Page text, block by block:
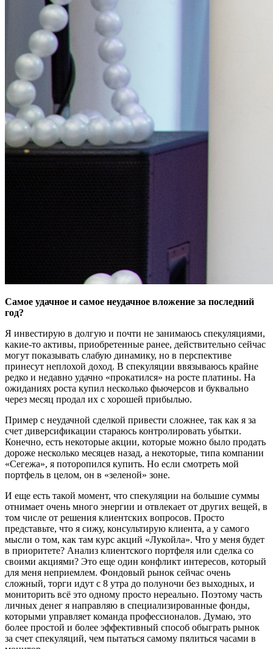
Самое удачное и самое неудачное вложение за последний
год?
Я инвестирую в долгую и почти не занимаюсь спекуляциями,
какие-то активы, приобретенные ранее, действительно сейчас
могут показывать слабую динамику, но в перспективе
принесут неплохой доход. В спекуляции ввязываюсь крайне
редко и недавно удачно «прокатился» на росте платины. На
ожиданиях роста купил несколько фьючерсов и буквально
через месяц продал их с хорошей прибылью.
Пример с неудачной сделкой привести сложнее, так как я за
счет диверсификации стараюсь контролировать убытки.
Конечно, есть некоторые акции, которые можно было продать
дороже несколько месяцев назад, а некоторые, типа компании
«Сегежа», я поторопился купить. Но если смотреть мой
портфель в целом, он в «зеленой» зоне.
И еще есть такой момент, что спекуляции на большие суммы
отнимает очень много энергии и отвлекает от других вещей, в
том числе от решения клиентских вопросов. Просто
представьте, что я сижу, консультирую клиента, а у самого
мысли о том, как там курс акций «Лукойла». Что у меня будет
в приоритете? Анализ клиентского портфеля или сделка со
своими акциями? Это еще один конфликт интересов, который
для меня неприемлем. Фондовый рынок сейчас очень
сложный, торги идут с 8 утра до полуночи без выходных, и
мониторить всё это одному просто нереально. Поэтому часть
личных денег я направляю в специализированные фонды,
которыми управляет команда профессионалов. Думаю, это
более простой и более эффективный способ обыграть рынок
за счет спекуляций, чем пытаться самому пялиться часами в